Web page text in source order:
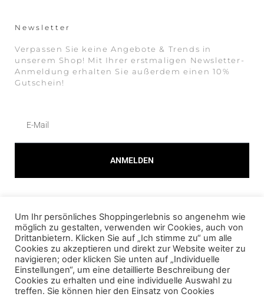
Newsletter
Verpassen Sie keine Angebote & Trends in
unserem Shop! Mit Ihrer erstmaligen Newsletter-
Anmeldung erhalten Sie außerdem einen 10%
Gutschein!
ANMELDEN
© 2023 AMOUR FOU Online Shop für Fashion
AGB
DATENSCHUTZ
IMPRESSUM
Um Ihr persönliches Shoppingerlebnis so angenehm wie
möglich zu gestalten, verwenden wir Cookies, auch von
Drittanbietern. Klicken Sie auf „Ich stimme zu“ um alle
Cookies zu akzeptieren und direkt zur Website weiter zu
navigieren; oder klicken Sie unten auf „Individuelle
Einstellungen“, um eine detaillierte Beschreibung der
Cookies zu erhalten und eine individuelle Auswahl zu
treffen. Sie können hier den Einsatz von Cookies